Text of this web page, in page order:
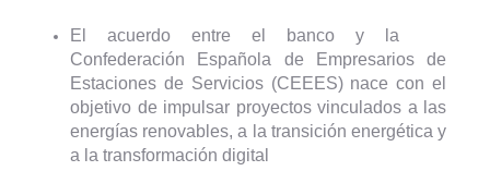
El acuerdo entre el banco y la
Confederación Española de Empresarios de
Estaciones de Servicios (CEEES) nace con el
objetivo de impulsar proyectos vinculados a las
energías renovables, a la transición energética y
a la transformación digital